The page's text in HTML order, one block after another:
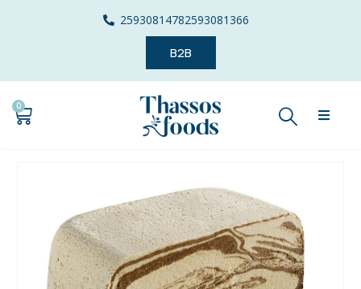
25930814782593081366
B2B
0